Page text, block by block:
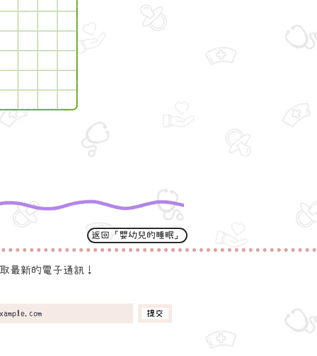
返回「嬰幼兒的睡眠」
最新的電子通訊！
提交